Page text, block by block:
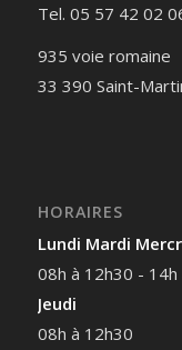
Tel. 05 57 42 02
935 voie romaine
33 390 Saint-
HORAIRES
Lundi Mardi
08h à 12h30 - 14h
Jeudi
08h à 12h30